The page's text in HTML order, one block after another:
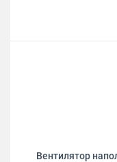
Вентилятор